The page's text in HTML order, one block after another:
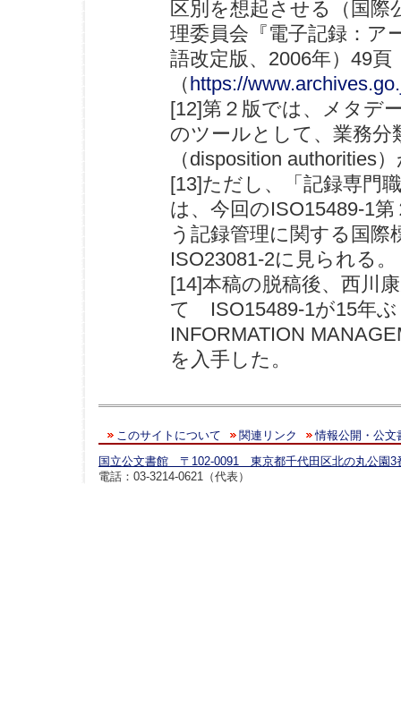
区別を想起させる（国際
理委員会『電子記録：ア
語改定版、2006年）49頁
（https://
[12]第２版では、メタデ
のツールとして、業務分
（disposition authorities
[13]ただし、「記録専門
は、今回のISO15489-1
う記録管理に関する国際
ISO23081-2に見られる。
[14]本稿の脱稿後、西川
て ISO15489-1が15年ぶ
INFORMATION
を入手した。
このサイトについて 関連リンク
情報公開・公文
国立公文書館 〒102-0091 東京都千代田区北の丸公園3
電話：03-3214-0621（代表）